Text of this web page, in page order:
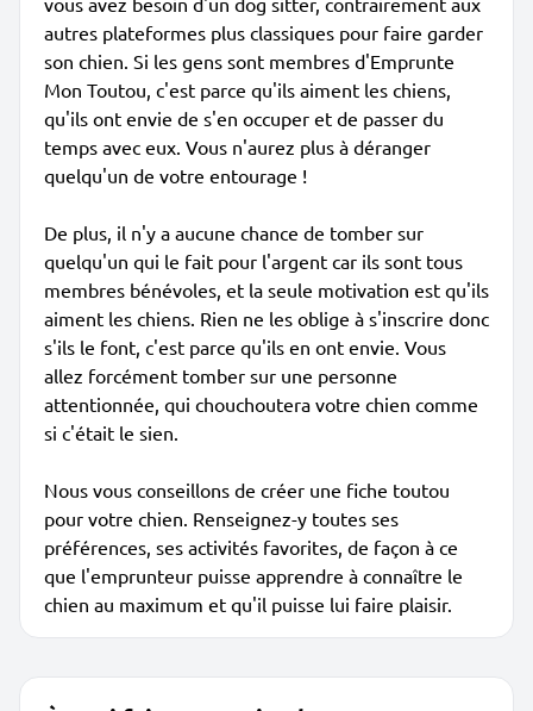
autres plateformes plus classiques pour faire garder
son chien. Si les gens sont membres d'Emprunte
Mon Toutou, c'est parce qu'ils aiment les chiens,
qu'ils ont envie de s'en occuper et de passer du
temps avec eux. Vous n'aurez plus à déranger
quelqu'un de votre entourage !
De plus, il n'y a aucune chance de tomber sur
quelqu'un qui le fait pour l'argent car ils sont tous
membres bénévoles, et la seule motivation est qu'ils
aiment les chiens. Rien ne les oblige à s'inscrire donc
s'ils le font, c'est parce qu'ils en ont envie. Vous
allez forcément tomber sur une personne
attentionnée, qui chouchoutera votre chien comme
si c'était le sien.
Nous vous conseillons de créer une fiche toutou
pour votre chien. Renseignez-y toutes ses
préférences, ses activités favorites, de façon à ce
que l'emprunteur puisse apprendre à connaître le
chien au maximum et qu'il puisse lui faire plaisir.